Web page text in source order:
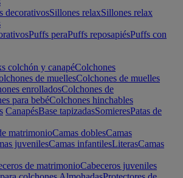
decorativosSillones relaxSillones relax
Puffs peraPuffs reposapiésPuffs con
colchón y canapéColchones
de muellesColchones de muelles
enrolladosColchones de
para bebéColchones hinchables
CanapésBase tapizadasSomieresPatas de
matrimonioCamas doblesCamas
juvenilesCamas infantilesLiterasCamas
de matrimonioCabeceros juveniles